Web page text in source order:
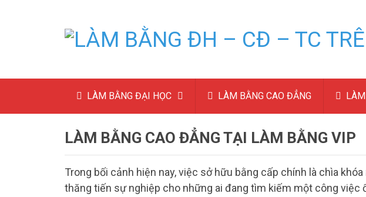
LÀM BẰNG ĐẠI HỌC LÀM BẰNG CAO ĐẲNG
LÀM BẰNG CAO ĐẲNG TẠI LÀM BẰNG VIP
Trong bối cảnh hiện nay, việc sở hữu bằng cấp chính là chìa
thăng tiến sự nghiệp cho những ai đang tìm kiếm một công việc